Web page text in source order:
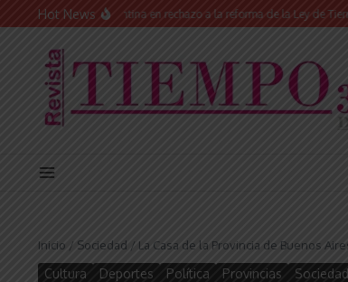
Saltar al contenido
Hot News
en Argentina en rechazo a la reforma de la Ley de Tierras
Inicio / Sociedad / La Casa de la Provincia de Buenos
Cultura Deportes Política Provincias Sociedad